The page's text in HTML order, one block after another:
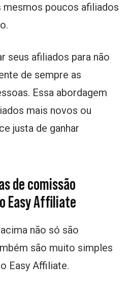
mesmos poucos afiliados
seus afiliados para não
de sempre as
Essa abordagem
mais novos ou
justa de ganhar
de comissão
Easy Affiliate
não só são
são muito simples
Easy Affiliate.